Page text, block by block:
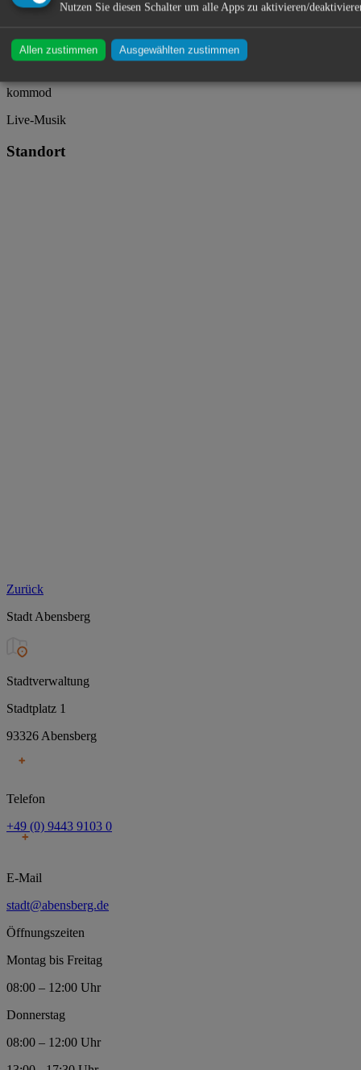
kommod
Live-Musik
Standort
Zurück
Stadt Abensberg
Stadtverwaltung
Stadtplatz 1
93326 Abensberg
Telefon
+49 (0) 9443 9103 0
E-Mail
stadt@abensberg.de
Öffnungszeiten
Montag bis Freitag
08:00 – 12:00 Uhr
Donnerstag
08:00 – 12:00 Uhr
Nutzen Sie diesen Schalter um alle Apps zu aktivieren/
Allen zustimmen Ausgewählten zustimmen